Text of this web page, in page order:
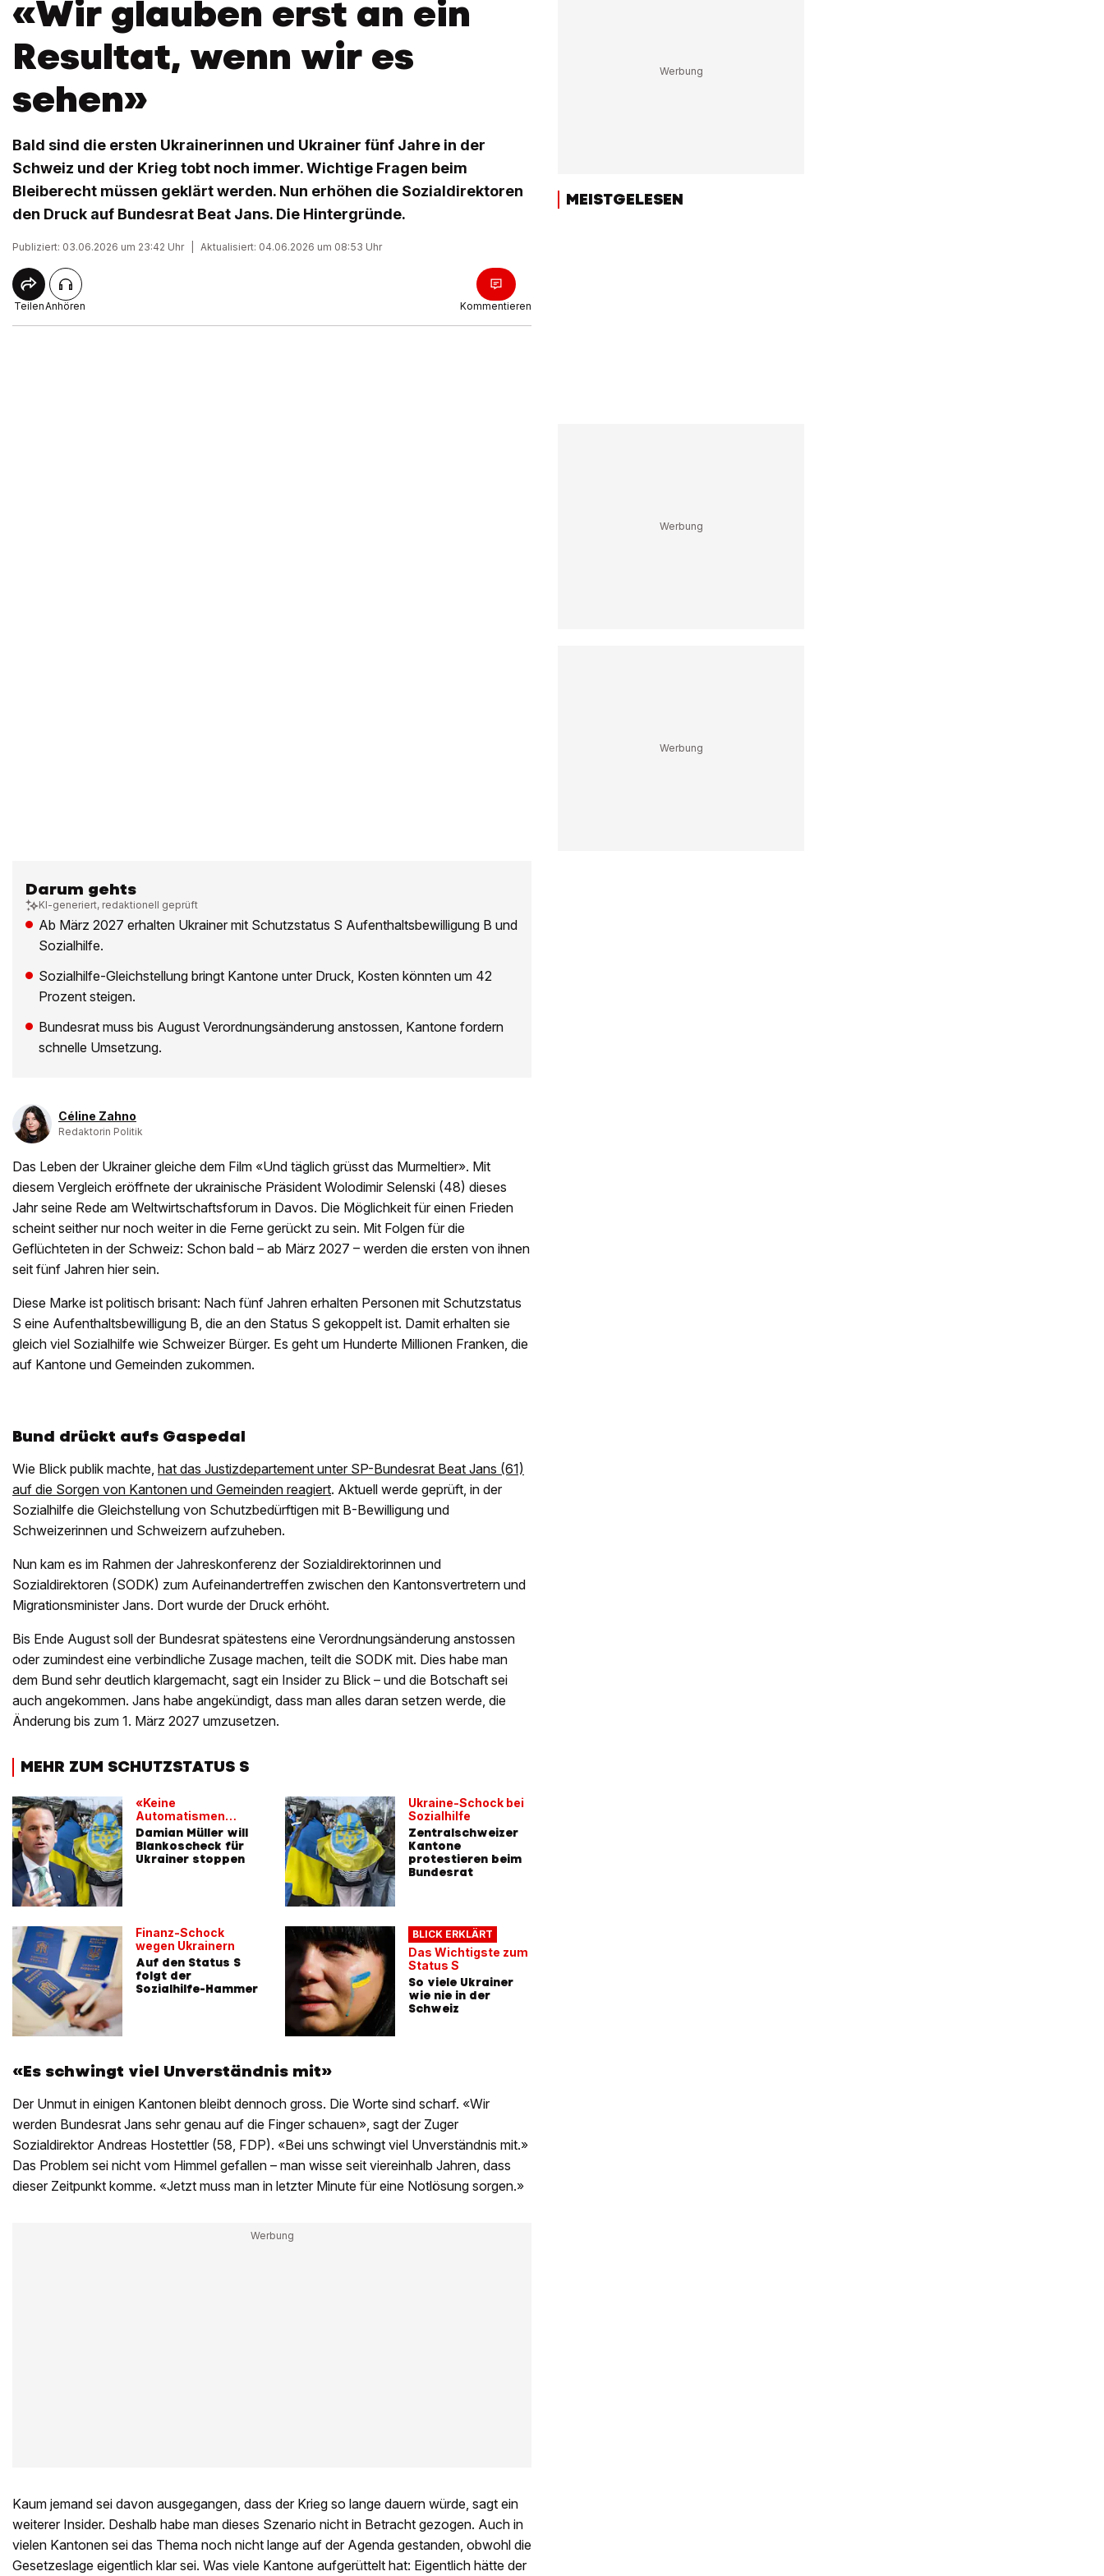
«Wir glauben erst an ein
Resultat, wenn wir es
sehen»
Bald sind die ersten Ukrainerinnen und Ukrainer fünf Jahre in der
Schweiz und der Krieg tobt noch immer. Wichtige Fragen beim
Bleiberecht müssen geklärt werden. Nun erhöhen die Sozialdirektoren
den Druck auf Bundesrat Beat Jans. Die Hintergründe.
Publiziert: 03.06.2026 um 23:42 Uhr Aktualisiert: 04.06.2026 um 08:53 Uhr
TeilenAnhören Kommentieren
Darum gehts
KI-generiert, redaktionell geprüft
Ab März 2027 erhalten Ukrainer mit Schutzstatus S Aufenthaltsbewilligung B und
Sozialhilfe.
Sozialhilfe-Gleichstellung bringt Kantone unter Druck, Kosten könnten um 42
Prozent steigen.
Bundesrat muss bis August Verordnungsänderung anstossen, Kantone fordern
schnelle Umsetzung.
Céline Zahno
Redaktorin Politik
Das Leben der Ukrainer gleiche dem Film «Und täglich grüsst das Murmeltier». Mit
diesem Vergleich eröffnete der ukrainische Präsident Wolodimir Selenski (48) dieses
Jahr seine Rede am Weltwirtschaftsforum in Davos. Die Möglichkeit für einen Frieden
scheint seither nur noch weiter in die Ferne gerückt zu sein. Mit Folgen für die
Geflüchteten in der Schweiz: Schon bald – ab März 2027 – werden die ersten von ihnen
seit fünf Jahren hier sein.
Diese Marke ist politisch brisant: Nach fünf Jahren erhalten Personen mit Schutzstatus
S eine Aufenthaltsbewilligung B, die an den Status S gekoppelt ist. Damit erhalten sie
gleich viel Sozialhilfe wie Schweizer Bürger. Es geht um Hunderte Millionen Franken, die
auf Kantone und Gemeinden zukommen.
Bund drückt aufs Gaspedal
Wie Blick publik machte, hat das Justizdepartement unter SP-Bundesrat Beat Jans (61)
auf die Sorgen von Kantonen und Gemeinden reagiert. Aktuell werde geprüft, in der
Sozialhilfe die Gleichstellung von Schutzbedürftigen mit B-Bewilligung und
Schweizerinnen und Schweizern aufzuheben.
Nun kam es im Rahmen der Jahreskonferenz der Sozialdirektorinnen und
Sozialdirektoren (SODK) zum Aufeinandertreffen zwischen den Kantonsvertretern und
Migrationsminister Jans. Dort wurde der Druck erhöht.
Bis Ende August soll der Bundesrat spätestens eine Verordnungsänderung anstossen
oder zumindest eine verbindliche Zusage machen, teilt die SODK mit. Dies habe man
dem Bund sehr deutlich klargemacht, sagt ein Insider zu Blick – und die Botschaft sei
auch angekommen. Jans habe angekündigt, dass man alles daran setzen werde, die
Änderung bis zum 1. März 2027 umzusetzen.
MEHR ZUM SCHUTZSTATUS S
«Keine
Automatismen
schaffen»
Damian Müller will
Blankoscheck für
Ukrainer stoppen
Finanz-Schock
wegen Ukrainern
Auf den Status S
folgt der
Sozialhilfe-Hammer
Ukraine-Schock bei
Sozialhilfe
Zentralschweizer
Kantone
protestieren beim
Bundesrat
BLICK ERKLÄRT
Das Wichtigste zum
Status S
So viele Ukrainer
wie nie in der
Schweiz
«Es schwingt viel Unverständnis mit»
Der Unmut in einigen Kantonen bleibt dennoch gross. Die Worte sind scharf. «Wir
werden Bundesrat Jans sehr genau auf die Finger schauen», sagt der Zuger
Sozialdirektor Andreas Hostettler (58, FDP). «Bei uns schwingt viel Unverständnis mit.»
Das Problem sei nicht vom Himmel gefallen – man wisse seit viereinhalb Jahren, dass
dieser Zeitpunkt komme. «Jetzt muss man in letzter Minute für eine Notlösung sorgen.»
Kaum jemand sei davon ausgegangen, dass der Krieg so lange dauern würde, sagt ein
weiterer Insider. Deshalb habe man dieses Szenario nicht in Betracht gezogen. Auch in
vielen Kantonen sei das Thema noch nicht lange auf der Agenda gestanden, obwohl die
Gesetzeslage eigentlich klar sei. Was viele Kantone aufgerüttelt hat: Eigentlich hätte der
MEISTGELESEN